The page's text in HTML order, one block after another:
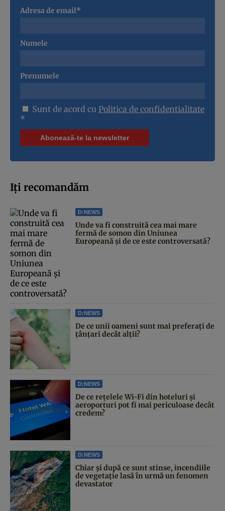
Adresa de email*
Numele
Prenumele
Sunt de acord cu Politica de confidentialitate
*
Iți recomandăm
D:NEWS
Unde va fi construită cea mai mare
fermă de somon din Uniunea
Europeană și de ce este controversată?
D:NEWS
De ce unii oameni sunt mai preferați de
țânțari decât alții?
D:NEWS
De ce rețelele Wi-Fi din hoteluri și
aeroporturi pot fi mai periculoase decât
credem?
D:NEWS
Chiar și după ce sunt stinse, incendiile
de vegetație lasă în urmă un fenomen
devastator